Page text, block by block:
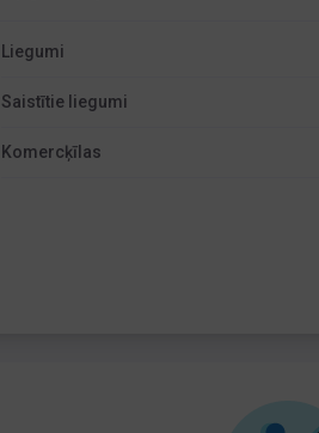
Liegumi
Saistītie liegumi
Komercķīlas